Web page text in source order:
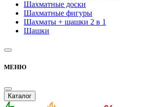
Шахматные доски
Шахматные фигуры
Шахматы + шашки 2 в 1
Шашки
МЕНЮ
Каталог